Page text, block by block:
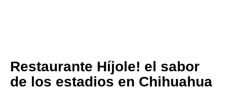
PRIVACY POLICY
NEWSLETTER
Restaurante Híjole! el sabor
de los estadios en Chihuahua